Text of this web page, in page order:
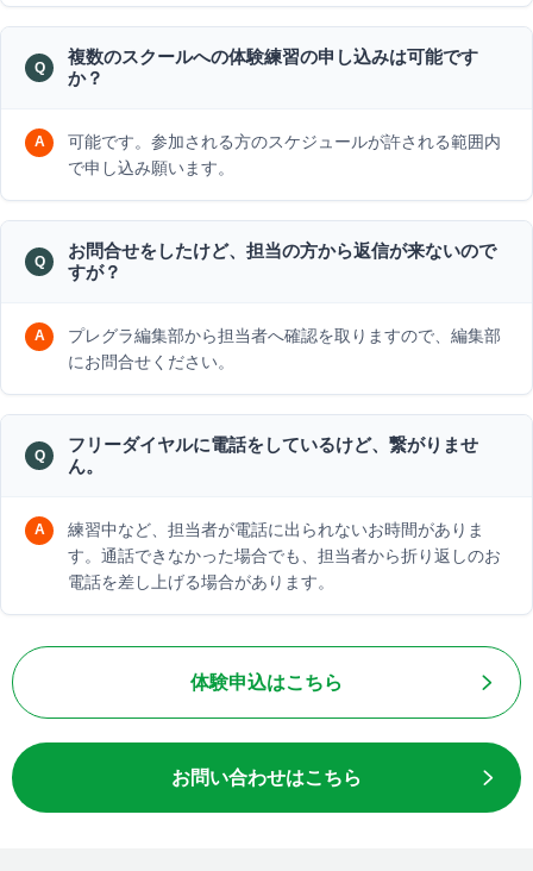
複数のスクールへの体験練習の申し込みは可能です
か？
可能です。参加される方のスケジュールが許される範囲内
で申し込み願います。
お問合せをしたけど、担当の方から返信が来ないので
すが？
プレグラ編集部から担当者へ確認を取りますので、編集部
にお問合せください。
フリーダイヤルに電話をしているけど、繋がりませ
ん。
練習中など、担当者が電話に出られないお時間がありま
す。通話できなかった場合でも、担当者から折り返しのお
電話を差し上げる場合があります。
体験申込はこちら
お問い合わせはこちら